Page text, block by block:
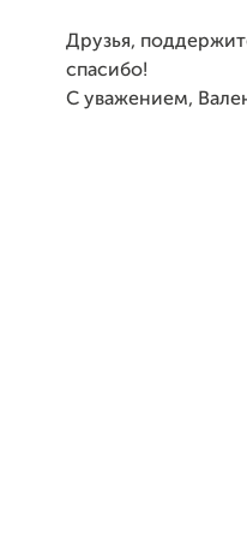
Друзья,
спасибо!
С уважением,